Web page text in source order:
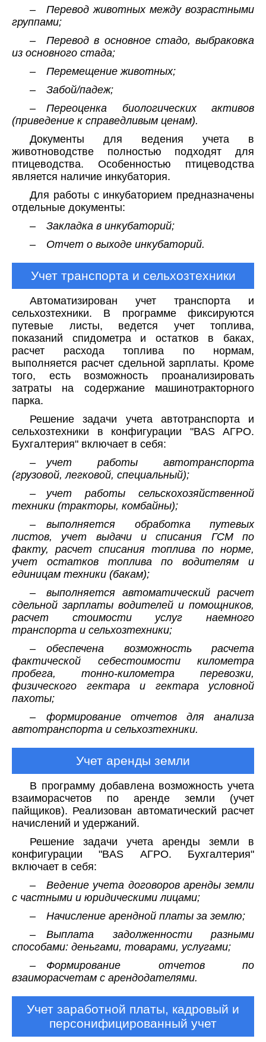
– Перевод животных между возрастными
группами;
– Перевод в основное стадо, выбраковка
из основного стада;
– Перемещение животных;
– Забой/падеж;
– Переоценка биологических активов
(приведение к справедливым ценам).
Документы для ведения учета в
животноводстве полностью подходят для
птицеводства. Особенностью птицеводства
является наличие инкубатория.
Для работы с инкубаторием предназначены
отдельные документы:
– Закладка в инкубаторий;
– Отчет о выходе инкубаторий.
Учет транспорта и сельхозтехники
Автоматизирован учет транспорта и
сельхозтехники. В программе фиксируются
путевые листы, ведется учет топлива,
показаний спидометра и остатков в баках,
расчет расхода топлива по нормам,
выполняется расчет сдельной зарплаты. Кроме
того, есть возможность проанализировать
затраты на содержание машинотракторного
парка.
Решение задачи учета автотранспорта и
сельхозтехники в конфигурации "BAS АГРО.
Бухгалтерия" включает в себя:
– учет работы автотранспорта
(грузовой, легковой, специальный);
– учет работы сельскохозяйственной
техники (тракторы, комбайны);
– выполняется обработка путевых
листов, учет выдачи и списания ГСМ по
факту, расчет списания топлива по норме,
учет остатков топлива по водителям и
единицам техники (бакам);
– выполняется автоматический расчет
сдельной зарплаты водителей и помощников,
расчет стоимости услуг наемного
транспорта и сельхозтехники;
– обеспечена возможность расчета
фактической себестоимости километра
пробега, тонно-километра перевозки,
физического гектара и гектара условной
пахоты;
– формирование отчетов для анализа
автотранспорта и сельхозтехники.
Учет аренды земли
В программу добавлена возможность учета
взаиморасчетов по аренде земли (учет
пайщиков). Реализован автоматический расчет
начислений и удержаний.
Решение задачи учета аренды земли в
конфигурации "BAS АГРО. Бухгалтерия"
включает в себя:
– Ведение учета договоров аренды земли
с частными и юридическими лицами;
– Начисление арендной платы за землю;
– Выплата задолженности разными
способами: деньгами, товарами, услугами;
– Формирование отчетов по
взаиморасчетам с арендодателями.
Учет заработной платы, кадровый и
персонифицированный учет